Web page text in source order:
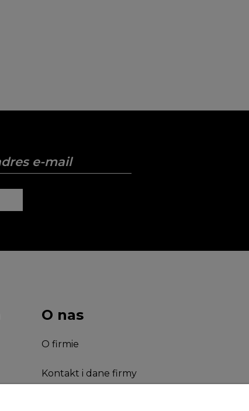
O nas
O firmie
Kontakt i dane firmy